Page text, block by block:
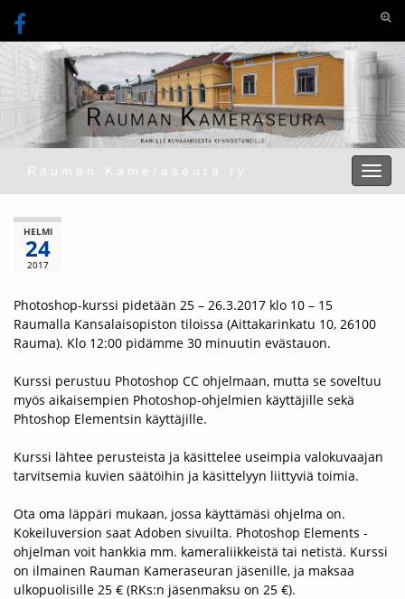
Rauman Kameraseura ry
HELMI
24
2017
Photoshop-kurssi pidetään 25 – 26.3.2017 klo 10 – 15
Raumalla Kansalaisopiston tiloissa (Aittakarinkatu 10, 26100
Rauma). Klo 12:00 pidämme 30 minuutin evästauon.
Kurssi perustuu Photoshop CC ohjelmaan, mutta se soveltuu
myös aikaisempien Photoshop-ohjelmien käyttäjille sekä
Phtoshop Elementsin käyttäjille.
Kurssi lähtee perusteista ja käsittelee useimpia valokuvaajan
tarvitsemia kuvien säätöihin ja käsittelyyn liittyviä toimia.
Ota oma läppäri mukaan, jossa käyttämäsi ohjelma on.
Kokeiluversion saat Adoben sivuilta. Photoshop Elements -
ohjelman voit hankkia mm. kameraliikkeistä tai netistä. Kurssi
on ilmainen Rauman Kameraseuran jäsenille, ja maksaa
ulkopuolisille 25 € (RKs:n jäsenmaksu on 25 €).